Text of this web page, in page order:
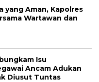
yang Aman, Kapolres
Wartawan dan
Isu
Ancam Adukan
Diusut Tuntas